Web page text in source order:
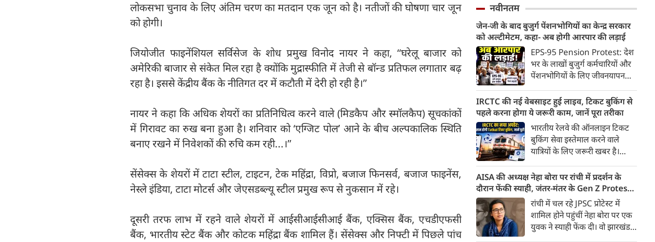
लोकसभा चुनाव के लिए अंतिम चरण का मतदान एक जून को है। नतीजों की घोषणा चार जून
को होगी।
जियोजीत फाइनेंशियल सर्विसेज के शोध प्रमुख विनोद नायर ने कहा, ‘‘घरेलू बाजार को
अमेरिकी बाजार से संकेत मिल रहा है क्योंकि मुद्रास्फीति में तेजी से बॉन्ड प्रतिफल लगातार बढ़
रहा है। इससे केंद्रीय बैंक के नीतिगत दर में कटौती में देरी हो रही है।’’
नायर ने कहा कि अधिक शेयरों का प्रतिनिधित्व करने वाले (मिडकैप और स्मॉलकैप) सूचकांकों
में गिरावट का रुख बना हुआ है। शनिवार को ‘एग्जिट पोल’ आने के बीच अल्पकालिक स्थिति
बनाए रखने में निवेशकों की रुचि कम रही...।’’
सेंसेक्स के शेयरों में टाटा स्टील, टाइटन, टेक महिंद्रा, विप्रो, बजाज फिनसर्व, बजाज फाइनेंस,
नेस्ले इंडिया, टाटा मोटर्स और जेएसडब्ल्यू स्टील प्रमुख रूप से नुकसान में रहे।
दूसरी तरफ लाभ में रहने वाले शेयरों में आईसीआईसीआई बैंक, एक्सिस बैंक, एचडीएफसी
बैंक, भारतीय स्टेट बैंक और कोटक महिंद्रा बैंक शामिल हैं। सेंसेक्स और निफ्टी में पिछले पांच
नवीनतम
जेन-जी के बाद बुजुर्ग पेंशनभोगियों का केन्द्र सरकार
को अल्टीमेटम, कहा- अब होगी आरपार की लड़ाई
EPS-95 Pension Protest: देश
भर के लाखों बुजुर्ग कर्मचारियों और
पेंशनभोगियों के लिए जीवनयापन
है। एम्प्लॉइज पेंशन स्कीम (EPS-95)
के तहत मिलने वाली बेहद कम पेंशन
से नाराज देश के सेवानिवृत्त कर्मचारी
अब आर-पार की लड़ाई के मूड में हैं।
IRCTC की नई वेबसाइट हुई लाइव, टिकट बुकिंग से
पहले करना होगा ये जरूरी काम, जानें पूरा तरीका
भारतीय रेलवे की ऑनलाइन टिकट
बुकिंग सेवा इस्तेमाल करने वाले
यात्रियों के लिए जरूरी खबर है।
वेबसाइट का बीटा वर्जन लॉन्च कर
दिया है। करीब 24 साल पुराने
इंटरफेस के बाद वेबसाइट को नए
डिजाइन और कई नए फीचर्स के साथ
अपडेट किया गया है।
AISA की अध्यक्ष नेहा बोरा पर रांची में प्रदर्शन के
दौरान फेंकी स्याही, जंतर-मंतर के Gen Z Protest
से आई थी चर्चा में रांची में चल रहे JPSC प्रोटेस्ट में
शामिल होने पहुंचीं नेहा बोरा पर एक
युवक ने स्याही फेंक दी। वो झारखंड में